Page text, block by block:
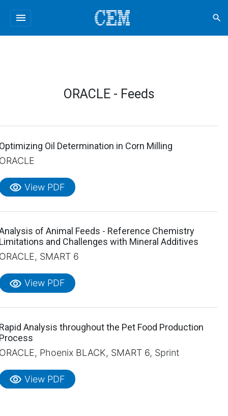
menu search
ORACLE - Feeds
Oil Determination in Corn Milling
visibility View PDF
of Animal Feeds - Reference Chemistry
and Challenges with Mineral Additives
SMART 6
visibility View PDF
Analysis throughout the Pet Food Production
Phoenix BLACK, SMART 6, Sprint
visibility View PDF